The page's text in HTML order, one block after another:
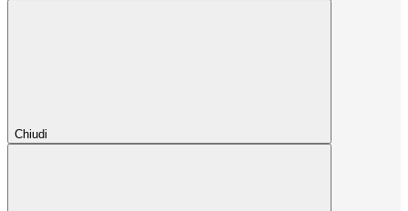
Chiudi